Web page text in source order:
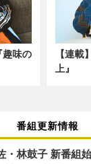
趣味の
【連載
上』
番組更新情報
・林鼓子 新番組